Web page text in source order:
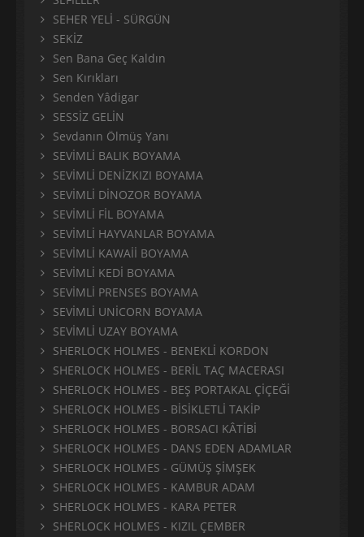
SEHER YELİ - SÜRGÜN
SEKİZ
Sen Bana Geç Kaldın
Sen Kırıkları
Senden Yâdigar
SESSİZ GELİN
Sevdanın Ölmüş Yanı
SEVİMLİ BALIK BOYAMA
SEVİMLİ DENİZKIZI BOYAMA
SEVİMLİ DİNOZOR BOYAMA
SEVİMLİ FİL BOYAMA
SEVİMLİ HAYVANLAR BOYAMA
SEVİMLİ KAWAİİ BOYAMA
SEVİMLİ KEDİ BOYAMA
SEVİMLİ PRENSES BOYAMA
SEVİMLİ UNİCORN BOYAMA
SEVİMLİ UZAY BOYAMA
SHERLOCK HOLMES - BENEKLİ KORDON
SHERLOCK HOLMES - BERİL TAÇ MACERASI
SHERLOCK HOLMES - BEŞ PORTAKAL ÇİÇEĞİ
SHERLOCK HOLMES - BİSİKLETLİ TAKİP
SHERLOCK HOLMES - BORSACI KÂTİBİ
SHERLOCK HOLMES - DANS EDEN ADAMLAR
SHERLOCK HOLMES - GÜMÜŞ ŞİMŞEK
SHERLOCK HOLMES - KAMBUR ADAM
SHERLOCK HOLMES - KARA PETER
SHERLOCK HOLMES - KIZIL ÇEMBER